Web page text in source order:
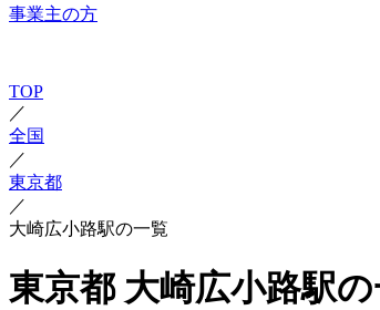
事業主の方
TOP
／
全国
／
東京都
／
大崎広小路駅の一覧
東京都 大崎広小路駅